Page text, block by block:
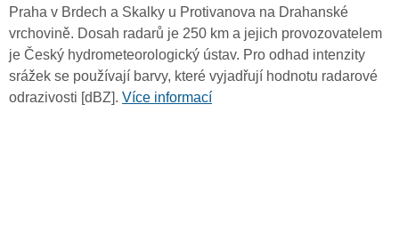
Praha v Brdech a Skalky u Protivanova na Drahanské
vrchovině. Dosah radarů je 250 km a jejich provozovatelem
je Český hydrometeorologický ústav. Pro odhad intenzity
srážek se používají barvy, které vyjadřují hodnotu radarové
odrazivosti [dBZ]. Více informací